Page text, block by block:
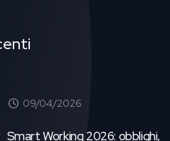
09/04/2026
Smart Working 2026: obblighi,